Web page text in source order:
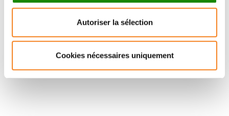
Autoriser la sélection
Cookies nécessaires uniquement